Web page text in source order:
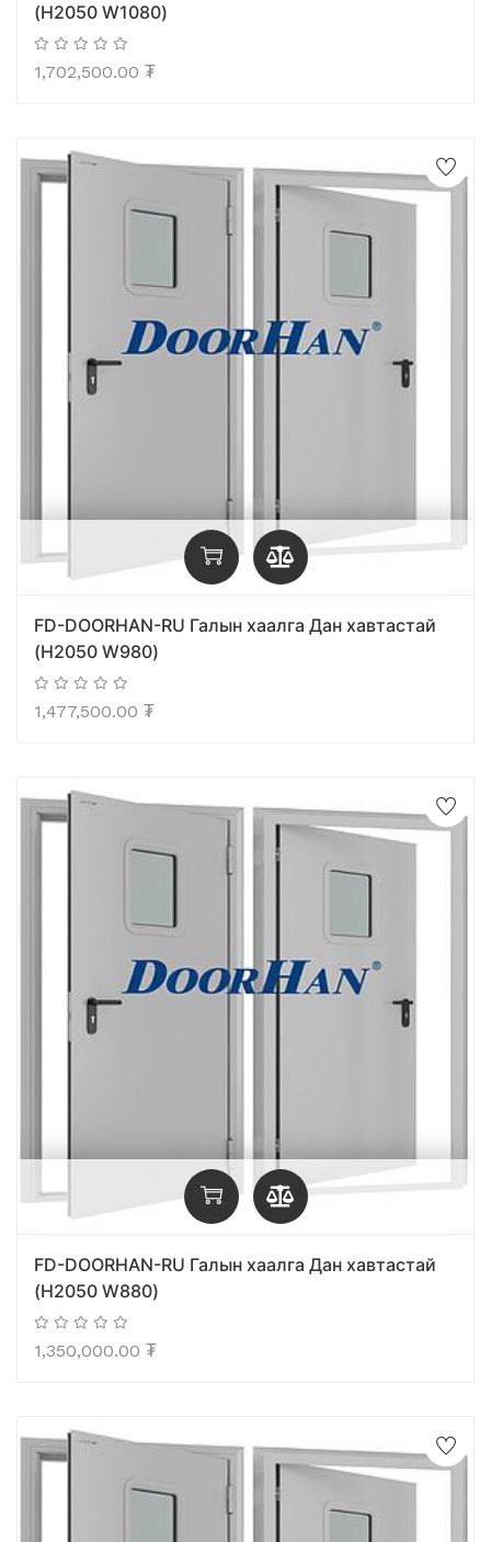
(H2050 W1080)
1,702,500.00 ₮
FD-DOORHAN-RU Галын хаалга Дан хавтастай
(H2050 W980)
1,477,500.00 ₮
FD-DOORHAN-RU Галын хаалга Дан хавтастай
(H2050 W880)
1,350,000.00 ₮